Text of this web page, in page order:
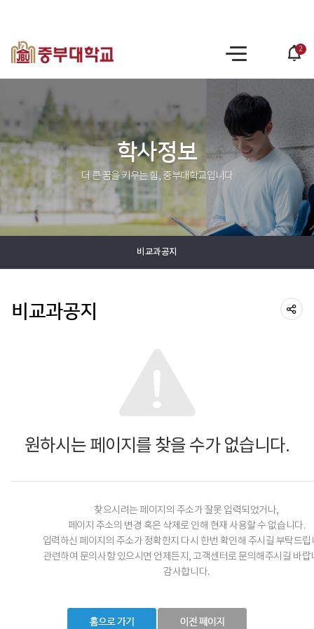
사
트
2
학사정보
더 큰 꿈을 키우는 힘, 중부대학교입니다
비교과공지
비교과공지
원하시는 페이지를 찾을 수가 없습니다.
찾으시려는 페이지의 주소가 잘못 입력되었거나,
페이지 주소의 변경 혹은 삭제로 인해 현재 사용할 수 없습니다.
입력하신 페이지의 주소가 정확한지 다시 한번 확인해 주시길 부탁드립
관련하여 문의사항 있으시면 언제든지, 고객센터로 문의해주시길 바랍
감사합니다.